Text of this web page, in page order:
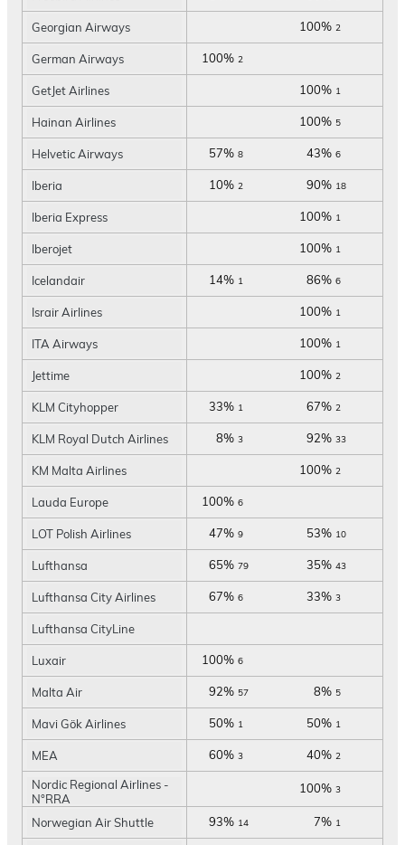
Georgian Airways 100% 2
German Airways 100% 2
GetJet Airlines 100% 1
Hainan Airlines 100% 5
Helvetic Airways 57% 8 43% 6
Iberia 10% 2 90% 18
Iberia Express 100% 1
Iberojet 100% 1
Icelandair 14% 1 86% 6
Israir Airlines 100% 1
ITA Airways 100% 1
Jettime 100% 2
KLM Cityhopper 33% 1 67% 2
KLM Royal Dutch Airlines 8% 3 92% 33
KM Malta Airlines 100% 2
Lauda Europe 100% 6
LOT Polish Airlines 47% 9 53% 10
Lufthansa 65% 79 35% 43
Lufthansa City Airlines 67% 6 33% 3
Lufthansa CityLine
Luxair 100% 6
Malta Air 92% 57 8% 5
Mavi Gök Airlines 50% 1 50% 1
MEA 60% 3 40% 2
Nordic Regional Airlines -
N°RRA
100% 3
Norwegian Air Shuttle 93% 14 7% 1